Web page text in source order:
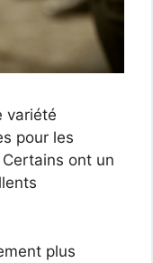
variété
pour les
ont un
plus